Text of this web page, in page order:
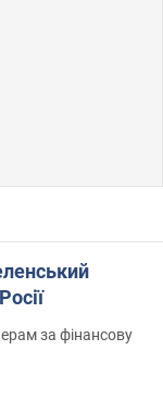
за фінансову